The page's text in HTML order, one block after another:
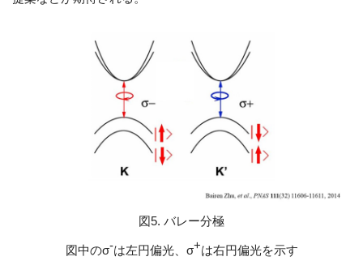
図5. バレー分極
図中のσ-は左円偏光、σ+は右円偏光を示す